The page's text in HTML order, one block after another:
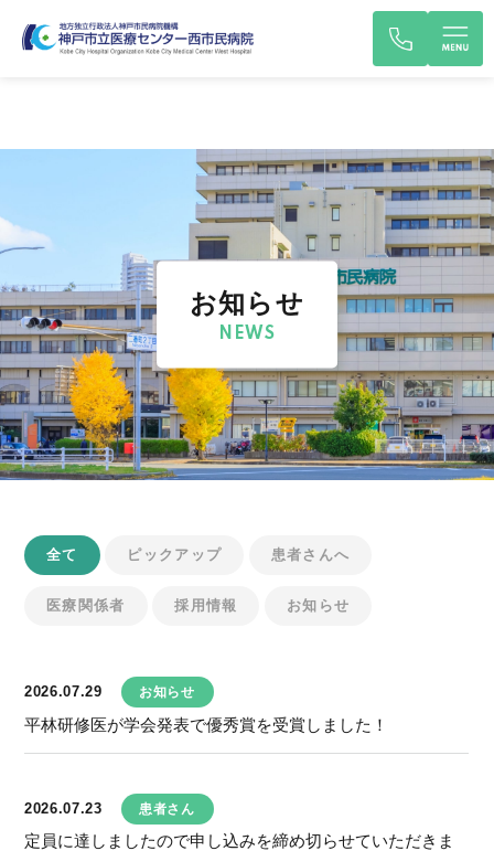
お知らせ
NEWS
全て ピックアップ 患者さんへ
医療関係者 採用情報 お知らせ
2026.07.29 お知らせ
平林研修医が学会発表で優秀賞を受賞しました！
2026.07.23 患者さん
定員に達しましたので申し込みを締め切らせていただきま